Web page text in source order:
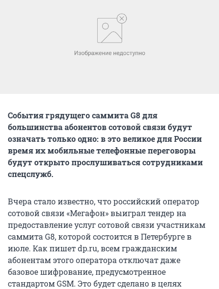
События грядущего саммита G8 для
большинства абонентов сотовой связи будут
означать только одно: в это великое для России
время их мобильные телефонные переговоры
будут открыто прослушиваться сотрудниками
спецслужб.
Вчера стало известно, что российский оператор
сотовой связи «Мегафон» выиграл тендер на
предоставление услуг сотовой связи участникам
саммита G8, которой состоится в Петербурге в
июле. Как пишет dp.ru, всем гражданским
абонентам этого оператора отключат даже
базовое шифрование, предусмотренное
стандартом GSM. Это будет сделано в целях